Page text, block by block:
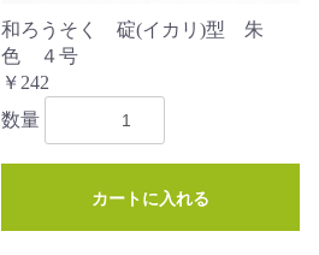
和ろうそく 碇(イカリ)型 朱
色 ４号
￥242
数量
カートに入れる